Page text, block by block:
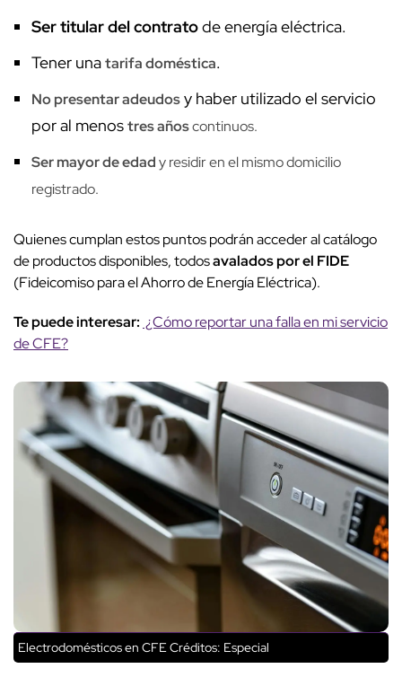
Ser titular del contratode energía eléctrica.
Tener unatarifa doméstica.
No presentar adeudosy haber utilizado el servicio
por al menostres añoscontinuos.
Ser mayor de edady residir en el mismo domicilio
registrado.
Quienes cumplan estos puntos podrán acceder al catálogo
de productos disponibles, todosavalados por el FIDE
(Fideicomiso para el Ahorro de Energía Eléctrica).
Te puede interesar: ¿Cómo reportar una falla en mi servicio
de CFE?
Electrodomésticos en CFE Créditos: Especial